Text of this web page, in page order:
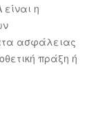
η
ασφάλειας
πράξη ή